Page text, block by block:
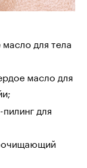
для тела
масло для
для